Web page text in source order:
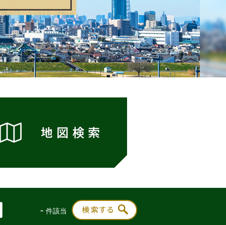
- 件該当